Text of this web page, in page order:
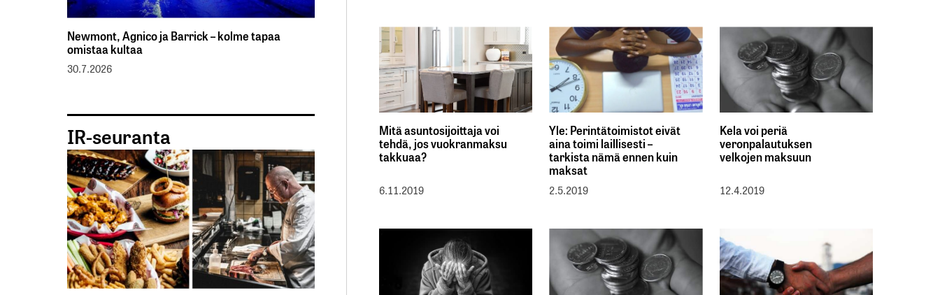
Mitä asuntosijoittaja voi
tehdä, jos vuokranmaksu
takkuaa?
6.11.2019
Yle: Perintätoimistot eivät
aina toimi laillisesti –
tarkista nämä ennen kuin
maksat
2.5.2019
Kela voi periä
veronpalautuksen
velkojen maksuun
12.4.2019
Newmont, Agnico ja Barrick – kolme tapaa
omistaa kultaa
30.7.2026
IR-seuranta